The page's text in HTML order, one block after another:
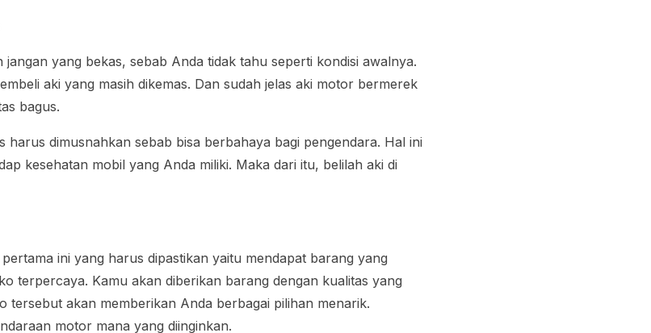
yang bekas, sebab Anda tidak tahu seperti kondisi awalnya.
aki yang masih dikemas. Dan sudah jelas aki motor bermerek
bagus.
harus dimusnahkan sebab bisa berbahaya bagi pengendara. Hal ini
kesehatan mobil yang Anda miliki. Maka dari itu, belilah aki di
ini yang harus dipastikan yaitu mendapat barang yang
terpercaya. Kamu akan diberikan barang dengan kualitas yang
tersebut akan memberikan Anda berbagai pilihan menarik.
motor mana yang diinginkan.